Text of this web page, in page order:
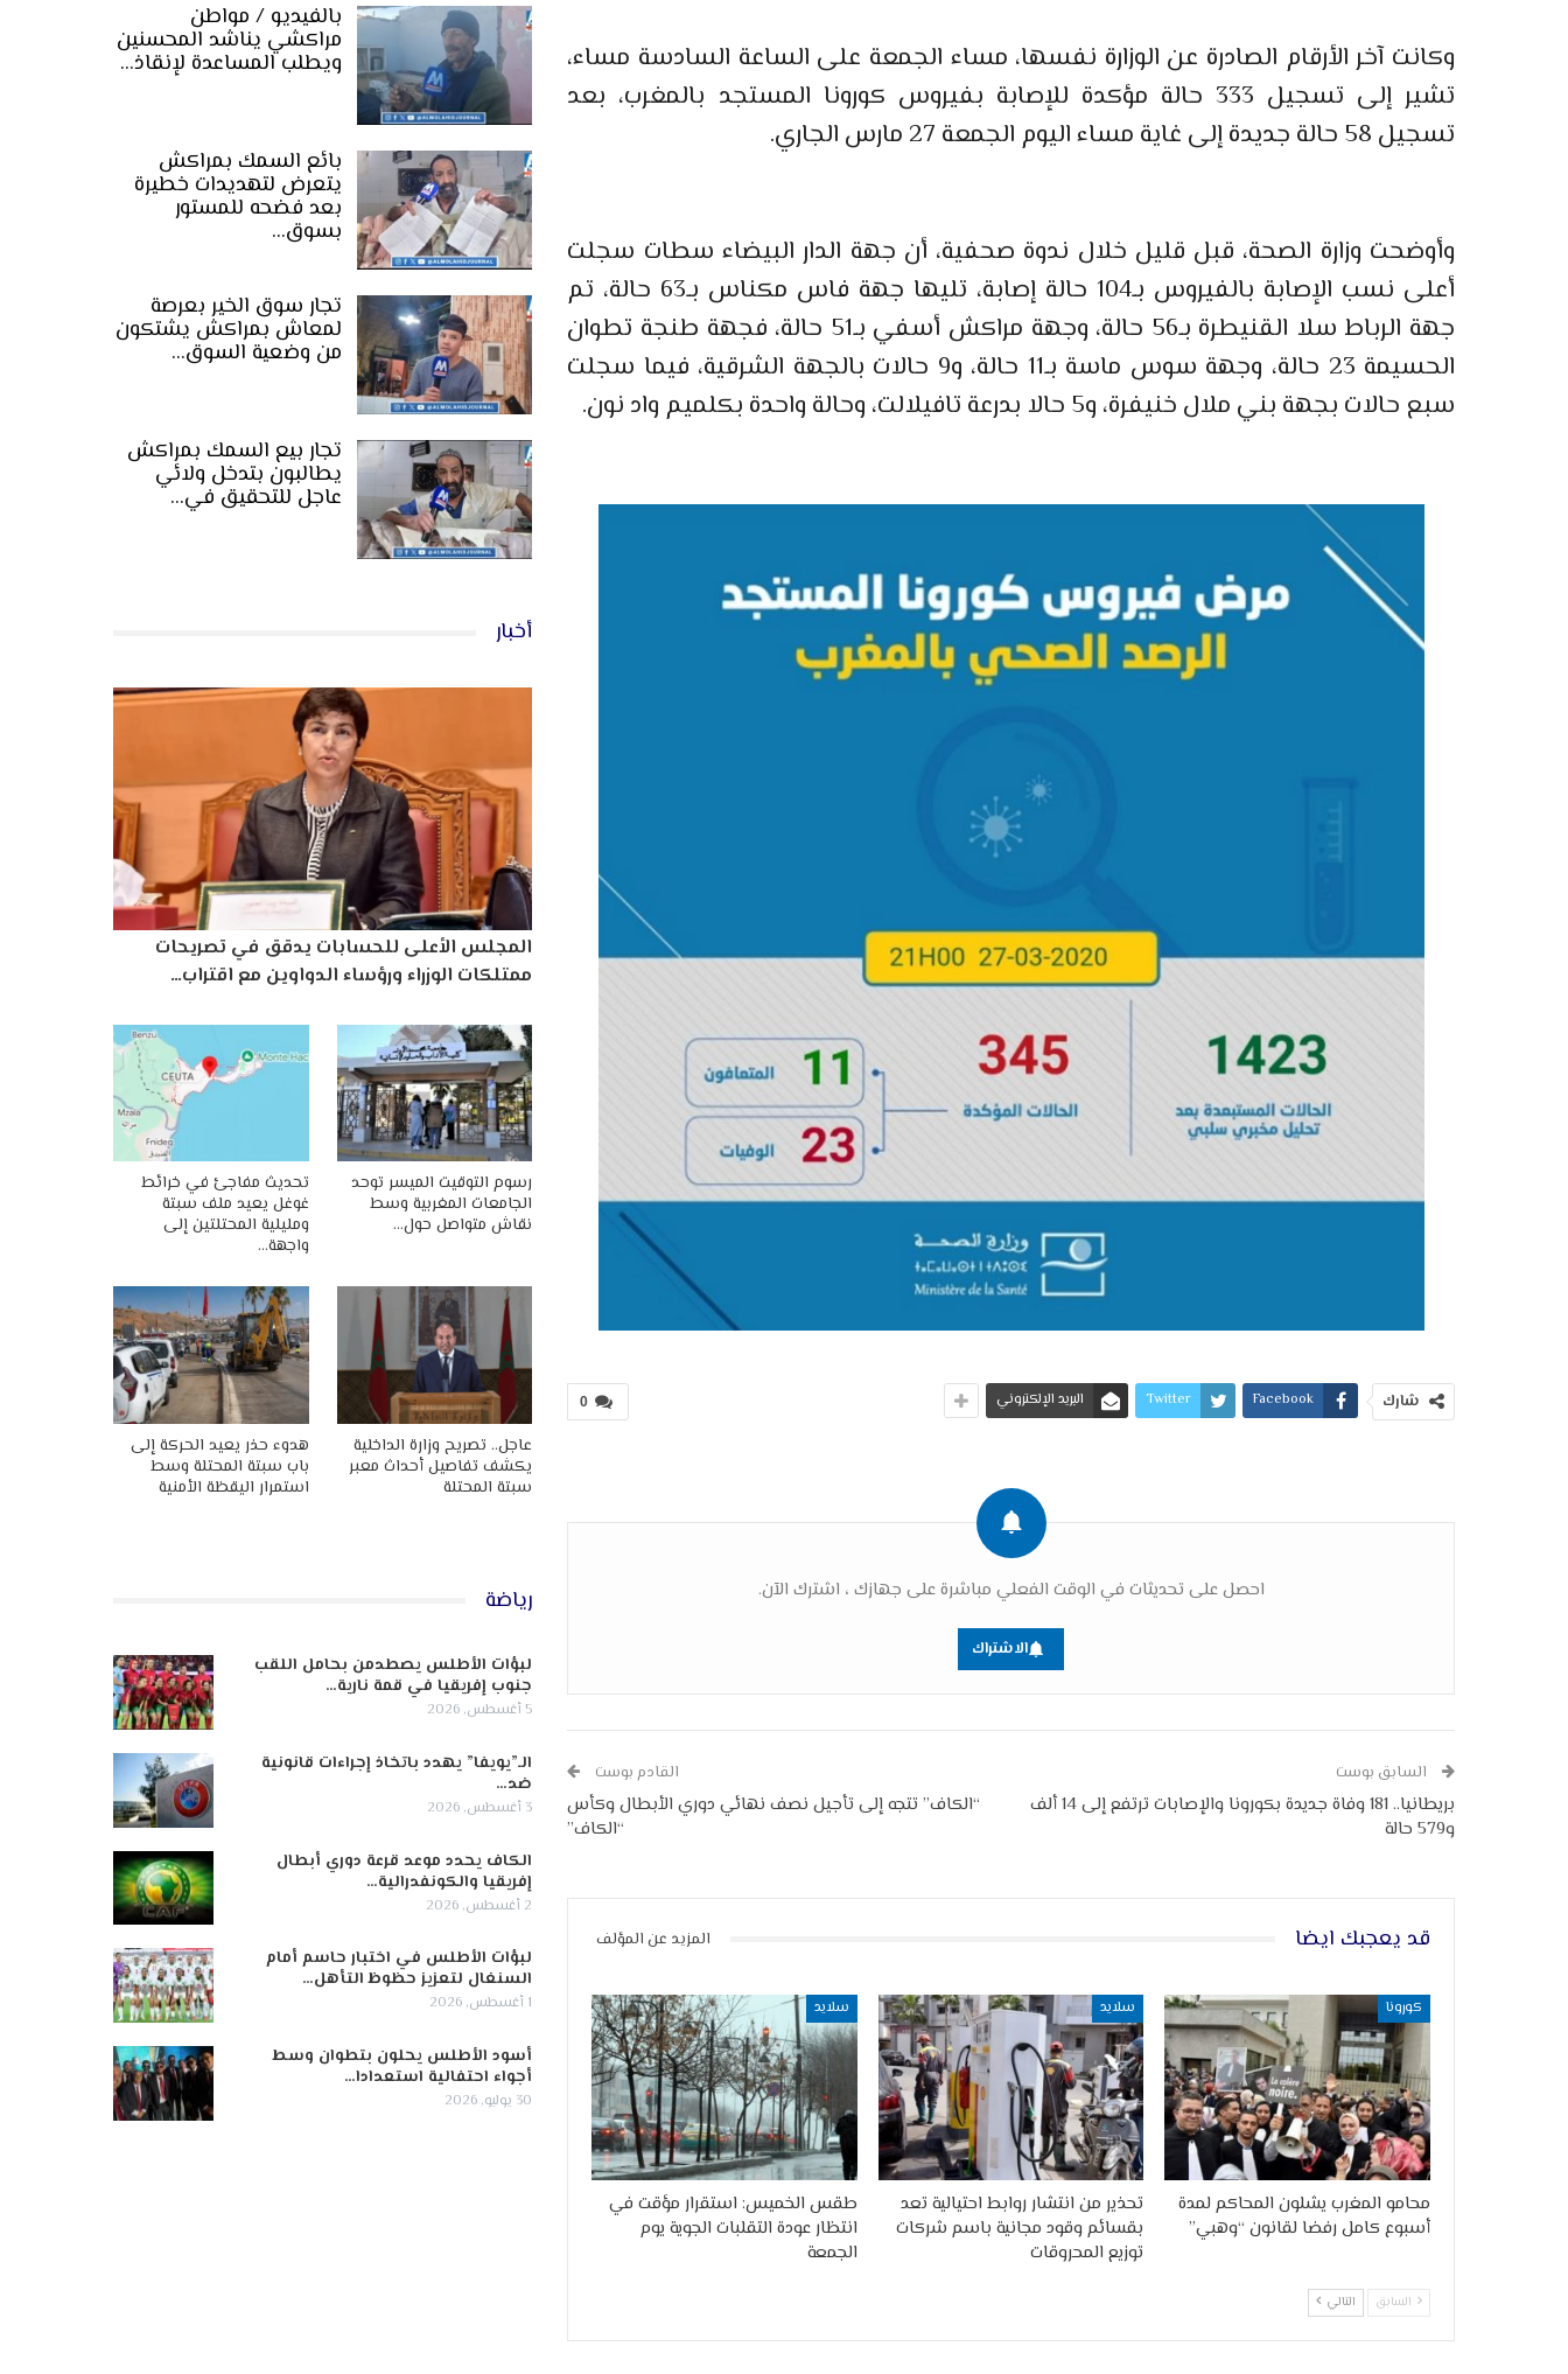
وكانت آخر الأرقام الصادرة عن الوزارة نفسها، مساء الجمعة على الساعة السادسة مساء،
تشير إلى تسجيل 333 حالة مؤكدة للإصابة بفيروس كورونا المستجد بالمغرب، بعد
تسجيل 58 حالة جديدة إلى غاية مساء اليوم الجمعة 27 مارس الجاري.
وأوضحت وزارة الصحة، قبل قليل خلال ندوة صحفية، أن جهة الدار البيضاء سطات سجلت
أعلى نسب الإصابة بالفيروس بـ104 حالة إصابة، تليها جهة فاس مكناس بـ63 حالة، تم
جهة الرباط سلا القنيطرة بـ56 حالة، وجهة مراكش أسفي بـ51 حالة، فجهة طنجة تطوان
الحسيمة 23 حالة، وجهة سوس ماسة بـ11 حالة، و9 حالات بالجهة الشرقية، فيما سجلت
سبع حالات بجهة بني ملال خنيفرة، و5 حالا بدرعة تافيلالت، وحالة واحدة بكلميم واد نون.
0 شارك Facebook
Twitter البريد الإلكتروني
احصل على تحديثات في الوقت الفعلي مباشرة على جهازك ، اشترك الآن.
الاشتراك
السابق بوست
بريطانيا.. 181 وفاة جديدة بكورونا والإصابات ترتفع إلى 14 ألف
و579 حالة
القادم بوست
“الكاف” تتجه إلى تأجيل نصف نهائي دوري الأبطال وكأس
“الكاف”
قد يعجبك ايضا المزيد عن المؤلف
كورونا
محامو المغرب يشلون المحاكم لمدة
أسبوع كامل رفضا لقانون “وهبي”
سلايد
تحذير من انتشار روابط احتيالية تعد
بقسائم وقود مجانية باسم شركات
توزيع المحروقات
سلايد
طقس الخميس: استقرار مؤقت في
انتظار عودة التقلبات الجوية يوم
الجمعة
السابق التالي
بالفيديو / مواطن
مراكشي يناشد المحسنين
ويطلب المساعدة لإنقاذ…
بائع السمك بمراكش
يتعرض لتهديدات خطيرة
بعد فضحه للمستور
بسوق…
تجار سوق الخير بعرصة
لمعاش بمراكش يشتكون
من وضعية السوق…
تجار بيع السمك بمراكش
يطالبون بتدخل ولائي
عاجل للتحقيق في…
أخبار
المجلس الأعلى للحسابات يدقق في تصريحات
ممتلكات الوزراء ورؤساء الدواوين مع اقتراب…
رسوم التوقيت الميسر توحد
الجامعات المغربية وسط
نقاش متواصل حول…
تحديث مفاجئ في خرائط
غوغل يعيد ملف سبتة
ومليلية المحتلتين إلى
واجهة…
عاجل.. تصريح وزارة الداخلية
يكشف تفاصيل أحداث معبر
سبتة المحتلة
هدوء حذر يعيد الحركة إلى
باب سبتة المحتلة وسط
استمرار اليقظة الأمنية
رياضة
لبؤات الأطلس يصطدمن بحامل اللقب
جنوب إفريقيا في قمة نارية…
5 أغسطس, 2026
الـ”يويفا” يهدد باتخاذ إجراءات قانونية
ضد…
3 أغسطس, 2026
الكاف يحدد موعد قرعة دوري أبطال
إفريقيا والكونفدرالية…
2 أغسطس, 2026
لبؤات الأطلس في اختبار حاسم أمام
السنغال لتعزيز حظوظ التأهل…
1 أغسطس, 2026
أسود الأطلس يحلون بتطوان وسط
أجواء احتفالية استعدادا…
30 يوليو, 2026